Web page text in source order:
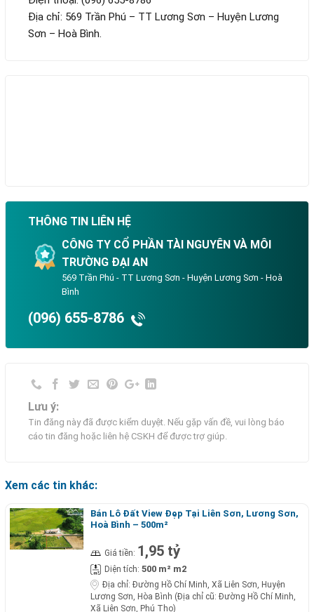
Địa chỉ: 569 Trần Phú – TT Lương Sơn – Huyện Lương
Sơn – Hoà Bình.
THÔNG TIN LIÊN HỆ
CÔNG TY CỔ PHẦN TÀI NGUYÊN VÀ MÔI
TRƯỜNG ĐẠI AN
569 Trần Phú - TT Lương Sơn - Huyện Lương Sơn - Hoà
Bình
(096) 655-8786
Lưu ý:
Tin đăng này đã được kiểm duyệt. Nếu gặp vấn đề, vui lòng báo
cáo tin đăng hoặc liên hệ CSKH để được trợ giúp.
Xem các tin khác:
Bán Lô Đất View Đẹp Tại Liên Sơn, Lương Sơn,
Hoà Bình – 500m²
Giá tiền: 1,95 tỷ
Diện tích: 500 m² m2
Địa chỉ: Đường Hồ Chí Minh, Xã Liên Sơn, Huyện
Lương Sơn, Hòa Bình (Địa chỉ cũ: Đường Hồ Chí Minh,
Xã Liên Sơn, Phú Thọ)